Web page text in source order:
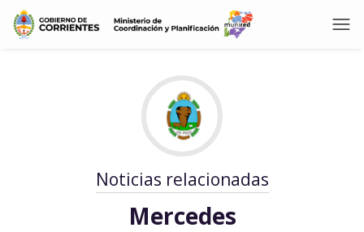
Noticias relacionadas
Mercedes